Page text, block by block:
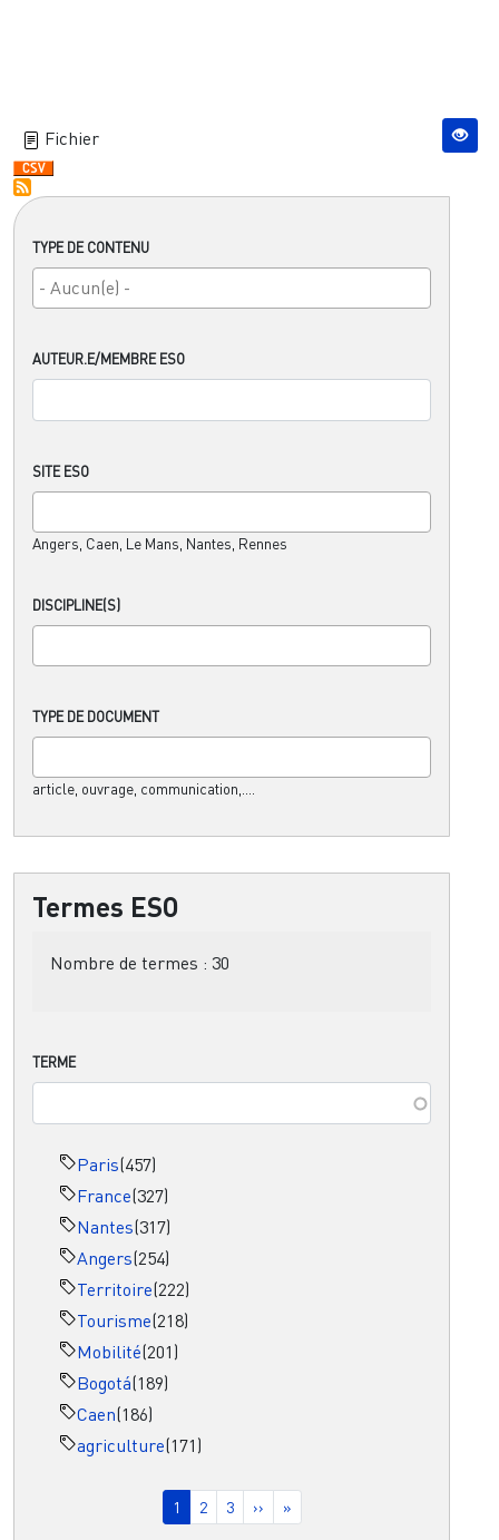
TYPE DE CONTENU
AUTEUR.E/MEMBRE ESO
SITE ESO
Angers, Caen, Le Mans, Nantes, Rennes
DISCIPLINE(S)
TYPE DE DOCUMENT
article, ouvrage, communication,....
Termes ESO
Nombre de termes : 30
TERME
Paris(457)
France(327)
Nantes(317)
Angers(254)
Territoire(222)
Tourisme(218)
Mobilité(201)
Bogotá(189)
Caen(186)
agriculture(171)
Page courante
1 Page
2 Page
3 Page suivante
›› Dernière page
»
Fichier